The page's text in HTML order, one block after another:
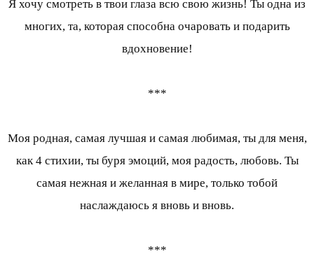
Я хочу смотреть в твои глаза всю свою жизнь! Ты одна из
многих, та, которая способна очаровать и подарить
вдохновение!
***
Моя родная, самая лучшая и самая любимая, ты для меня,
как 4 стихии, ты буря эмоций, моя радость, любовь. Ты
самая нежная и желанная в мире, только тобой
наслаждаюсь я вновь и вновь.
***